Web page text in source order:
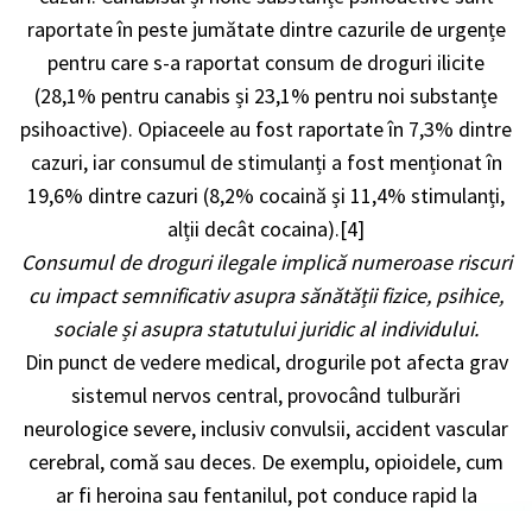
raportate în peste jumătate dintre cazurile de urgențe
pentru care s-a raportat consum de droguri ilicite
(28,1% pentru canabis și 23,1% pentru noi substanțe
psihoactive). Opiaceele au fost raportate în 7,3% dintre
cazuri, iar consumul de stimulanți a fost menționat în
19,6% dintre cazuri (8,2% cocaină și 11,4% stimulanți,
alții decât cocaina).[4]
Consumul de droguri ilegale implică numeroase riscuri
cu impact semnificativ asupra sănătății fizice, psihice,
sociale și asupra statutului juridic al individului.
Din punct de vedere medical, drogurile pot afecta grav
sistemul nervos central, provocând tulburări
neurologice severe, inclusiv convulsii, accident vascular
cerebral, comă sau deces. De exemplu, opioidele, cum
ar fi heroina sau fentanilul, pot conduce rapid la